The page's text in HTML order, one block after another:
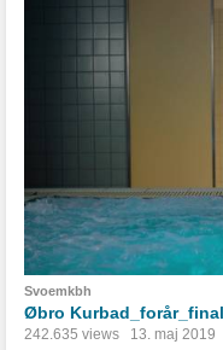
Svoemkbh
Øbro
242.635 views 13. maj 2019